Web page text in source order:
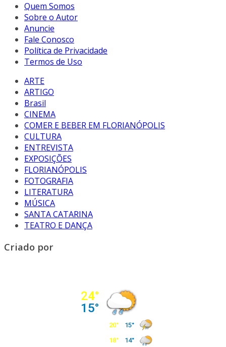
Quem Somos
Sobre o Autor
Anuncie
Fale Conosco
Política de Privacidade
Termos de Uso
ARTE
ARTIGO
Brasil
CINEMA
COMER E BEBER EM FLORIANÓPOLIS
CULTURA
ENTREVISTA
EXPOSIÇÕES
FLORIANÓPOLIS
FOTOGRAFIA
LITERATURA
MÚSICA
SANTA CATARINA
TEATRO E DANÇA
Criado por